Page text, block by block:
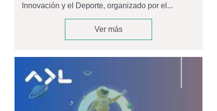
Innovación y el Deporte, organizado por el...
Ver más